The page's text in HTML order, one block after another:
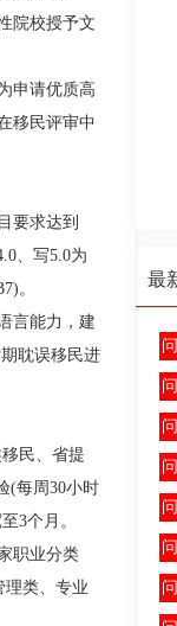
院校授予文
申请优质高
移民评审中
要求达到
、写5.0为
。​
言能力，建
耽误移民进
民、省提
(每周30小时
3个月。​
职业分类
理类、专业
最